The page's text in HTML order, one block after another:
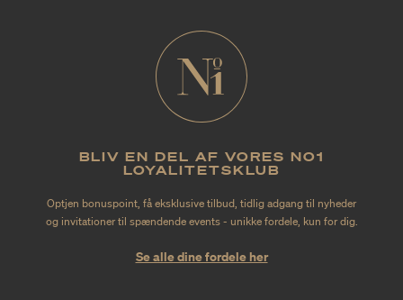
BLIV EN DEL AF VORES NO1
LOYALITETSKLUB
Optjen bonuspoint, få eksklusive tilbud, tidlig adgang til nyheder
og invitationer til spændende events - unikke fordele, kun for dig.
Se alle dine fordele her